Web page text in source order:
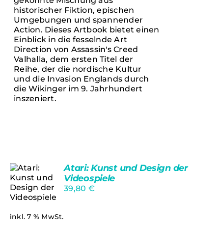
historischer Fiktion, epischen
Umgebungen und spannender
Action. Dieses Artbook bietet einen
Einblick in die fesselnde Art
Direction von Assassin's Creed
Valhalla, dem ersten Titel der
Reihe, der die nordische Kultur
und die Invasion Englands durch
die Wikinger im 9. Jahrhundert
inszeniert.
WARENKORB
Atari: Kunst und Design der
Videospiele
39,80 €
inkl. 7 % MwSt.